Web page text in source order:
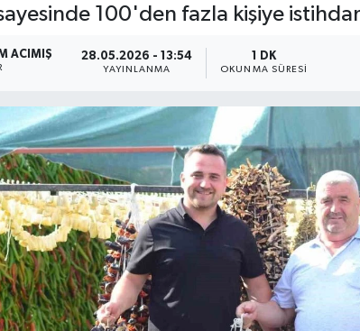
100'den fazla kişiye
ACIMIŞ 28.05.2026 - 13:54
YAYINLANMA
1 DK
OKUNMA SÜRESI